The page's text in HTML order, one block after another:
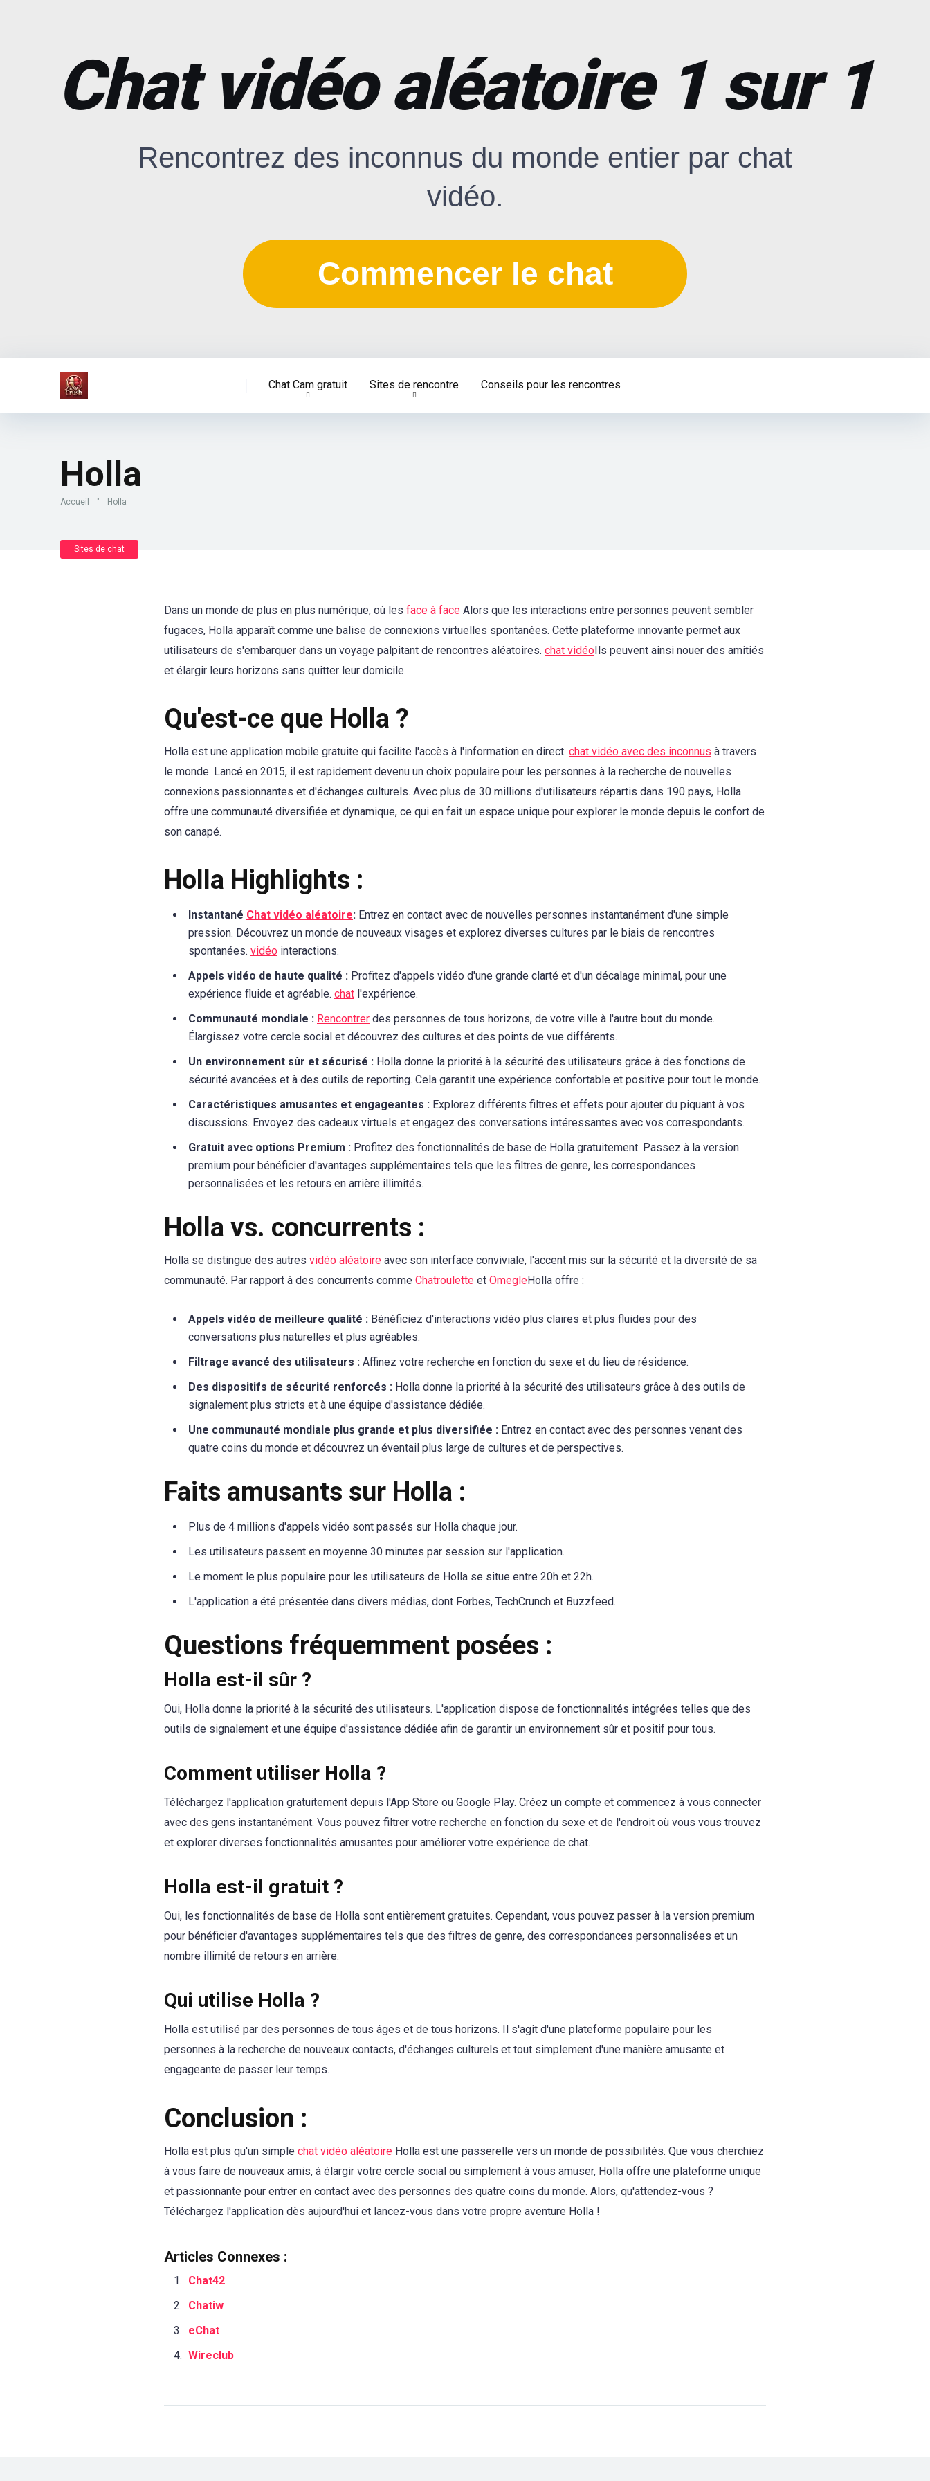
Chat vidéo aléatoire 1 sur 1
Rencontrez des inconnus du monde entier par chat
vidéo.
Commencer le chat
Chat Cam gratuit Sites de rencontre Conseils pour les rencontres
Holla
Accueil " Holla
Sites de chat
Dans un monde de plus en plus numérique, où les face à face Alors que les interactions entre personnes peuvent sembler
fugaces, Holla apparaît comme une balise de connexions virtuelles spontanées. Cette plateforme innovante permet aux
utilisateurs de s'embarquer dans un voyage palpitant de rencontres aléatoires. chat vidéoIls peuvent ainsi nouer des amitiés
et élargir leurs horizons sans quitter leur domicile.
Qu'est-ce que Holla ?
Holla est une application mobile gratuite qui facilite l'accès à l'information en direct. chat vidéo avec des inconnus à travers
le monde. Lancé en 2015, il est rapidement devenu un choix populaire pour les personnes à la recherche de nouvelles
connexions passionnantes et d'échanges culturels. Avec plus de 30 millions d'utilisateurs répartis dans 190 pays, Holla
offre une communauté diversifiée et dynamique, ce qui en fait un espace unique pour explorer le monde depuis le confort de
son canapé.
Holla Highlights :
Instantané Chat vidéo aléatoire: Entrez en contact avec de nouvelles personnes instantanément d'une simple
pression. Découvrez un monde de nouveaux visages et explorez diverses cultures par le biais de rencontres
spontanées. vidéo interactions.
Appels vidéo de haute qualité : Profitez d'appels vidéo d'une grande clarté et d'un décalage minimal, pour une
expérience fluide et agréable. chat l'expérience.
Communauté mondiale : Rencontrer des personnes de tous horizons, de votre ville à l'autre bout du monde.
Élargissez votre cercle social et découvrez des cultures et des points de vue différents.
Un environnement sûr et sécurisé : Holla donne la priorité à la sécurité des utilisateurs grâce à des fonctions de
sécurité avancées et à des outils de reporting. Cela garantit une expérience confortable et positive pour tout le monde.
Caractéristiques amusantes et engageantes : Explorez différents filtres et effets pour ajouter du piquant à vos
discussions. Envoyez des cadeaux virtuels et engagez des conversations intéressantes avec vos correspondants.
Gratuit avec options Premium : Profitez des fonctionnalités de base de Holla gratuitement. Passez à la version
premium pour bénéficier d'avantages supplémentaires tels que les filtres de genre, les correspondances
personnalisées et les retours en arrière illimités.
Holla vs. concurrents :
Holla se distingue des autres vidéo aléatoire avec son interface conviviale, l'accent mis sur la sécurité et la diversité de sa
communauté. Par rapport à des concurrents comme Chatroulette et OmegleHolla offre :
Appels vidéo de meilleure qualité : Bénéficiez d'interactions vidéo plus claires et plus fluides pour des
conversations plus naturelles et plus agréables.
Filtrage avancé des utilisateurs : Affinez votre recherche en fonction du sexe et du lieu de résidence.
Des dispositifs de sécurité renforcés : Holla donne la priorité à la sécurité des utilisateurs grâce à des outils de
signalement plus stricts et à une équipe d'assistance dédiée.
Une communauté mondiale plus grande et plus diversifiée : Entrez en contact avec des personnes venant des
quatre coins du monde et découvrez un éventail plus large de cultures et de perspectives.
Faits amusants sur Holla :
Plus de 4 millions d'appels vidéo sont passés sur Holla chaque jour.
Les utilisateurs passent en moyenne 30 minutes par session sur l'application.
Le moment le plus populaire pour les utilisateurs de Holla se situe entre 20h et 22h.
L'application a été présentée dans divers médias, dont Forbes, TechCrunch et Buzzfeed.
Questions fréquemment posées :
Holla est-il sûr ?
Oui, Holla donne la priorité à la sécurité des utilisateurs. L'application dispose de fonctionnalités intégrées telles que des
outils de signalement et une équipe d'assistance dédiée afin de garantir un environnement sûr et positif pour tous.
Comment utiliser Holla ?
Téléchargez l'application gratuitement depuis l'App Store ou Google Play. Créez un compte et commencez à vous connecter
avec des gens instantanément. Vous pouvez filtrer votre recherche en fonction du sexe et de l'endroit où vous vous trouvez
et explorer diverses fonctionnalités amusantes pour améliorer votre expérience de chat.
Holla est-il gratuit ?
Oui, les fonctionnalités de base de Holla sont entièrement gratuites. Cependant, vous pouvez passer à la version premium
pour bénéficier d'avantages supplémentaires tels que des filtres de genre, des correspondances personnalisées et un
nombre illimité de retours en arrière.
Qui utilise Holla ?
Holla est utilisé par des personnes de tous âges et de tous horizons. Il s'agit d'une plateforme populaire pour les
personnes à la recherche de nouveaux contacts, d'échanges culturels et tout simplement d'une manière amusante et
engageante de passer leur temps.
Conclusion :
Holla est plus qu'un simple chat vidéo aléatoire Holla est une passerelle vers un monde de possibilités. Que vous cherchiez
à vous faire de nouveaux amis, à élargir votre cercle social ou simplement à vous amuser, Holla offre une plateforme unique
et passionnante pour entrer en contact avec des personnes des quatre coins du monde. Alors, qu'attendez-vous ?
Téléchargez l'application dès aujourd'hui et lancez-vous dans votre propre aventure Holla !
Articles Connexes :
Chat42
Chatiw
eChat
Wireclub